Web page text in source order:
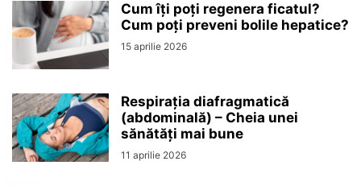
Cum îți poți regenera ficatul?
Cum poți preveni bolile hepatice?
15 aprilie 2026
Respirația diafragmatică
(abdominală) – Cheia unei
sănătăți mai bune
11 aprilie 2026